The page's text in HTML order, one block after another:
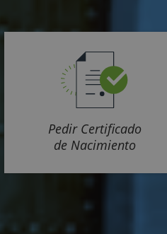
Pedir Certificado
de Nacimiento